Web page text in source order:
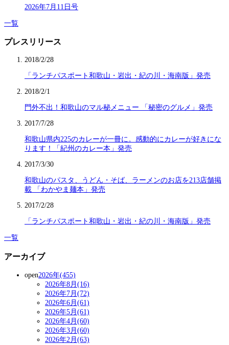
2026年7月11日号
一覧
プレスリリース
2018/2/28
「ランチパスポート和歌山・岩出・紀の川・海南版」発売
2018/2/1
門外不出！和歌山のマル秘メニュー 「秘密のグルメ」発売
2017/7/28
和歌山県内225のカレーが一冊に。感動的にカレーが好きにな
ります！「紀州のカレー本」発売
2017/3/30
和歌山のパスタ、うどん・そば、ラーメンのお店を213店舗掲
載 「わかやま麺本」発売
2017/2/28
「ランチパスポート和歌山・岩出・紀の川・海南版」発売
一覧
アーカイブ
open2026年(455)
2026年8月(16)
2026年7月(72)
2026年6月(61)
2026年5月(61)
2026年4月(60)
2026年3月(60)
2026年2月(63)